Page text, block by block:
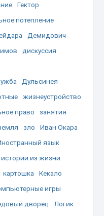
Гектор
потепление
Демидович
дискуссия
Дульсинея
жизнеустройство
право
занятия
зло
Иван Окара
язык
истории из жизни
картошка
Кекало
игры
дворец
Логик